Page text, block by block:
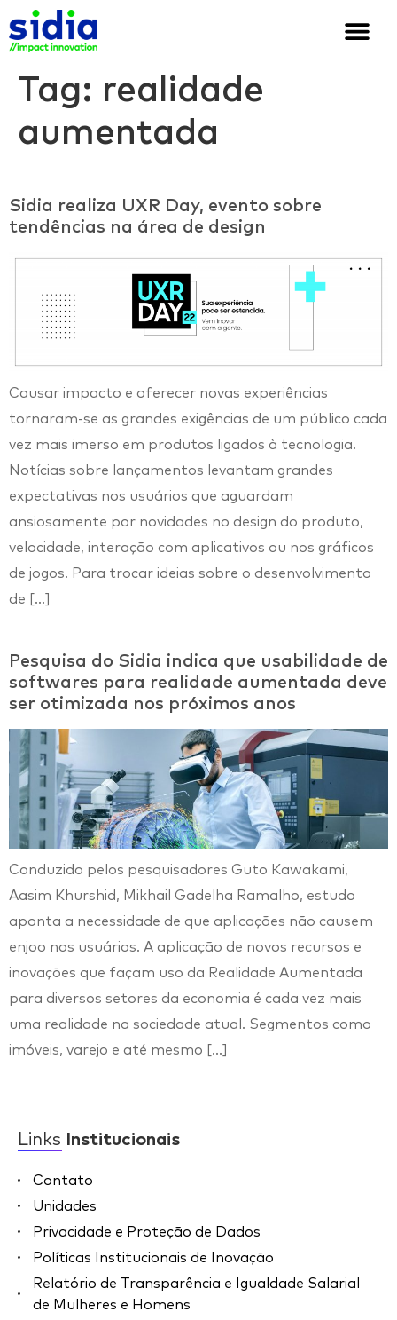
Tag: realidade
aumentada
Sidia realiza UXR Day, evento sobre
tendências na área de design
Causar impacto e oferecer novas experiências
tornaram-se as grandes exigências de um público cada
vez mais imerso em produtos ligados à tecnologia.
Notícias sobre lançamentos levantam grandes
expectativas nos usuários que aguardam
ansiosamente por novidades no design do produto,
velocidade, interação com aplicativos ou nos gráficos
de jogos. Para trocar ideias sobre o desenvolvimento
de […]
Pesquisa do Sidia indica que usabilidade de
softwares para realidade aumentada deve
ser otimizada nos próximos anos
Conduzido pelos pesquisadores Guto Kawakami,
Aasim Khurshid, Mikhail Gadelha Ramalho, estudo
aponta a necessidade de que aplicações não causem
enjoo nos usuários. A aplicação de novos recursos e
inovações que façam uso da Realidade Aumentada
para diversos setores da economia é cada vez mais
uma realidade na sociedade atual. Segmentos como
imóveis, varejo e até mesmo […]
Links Institucionais
Contato
Unidades
Privacidade e Proteção de Dados
Políticas Institucionais de Inovação
Relatório de Transparência e Igualdade Salarial
de Mulheres e Homens